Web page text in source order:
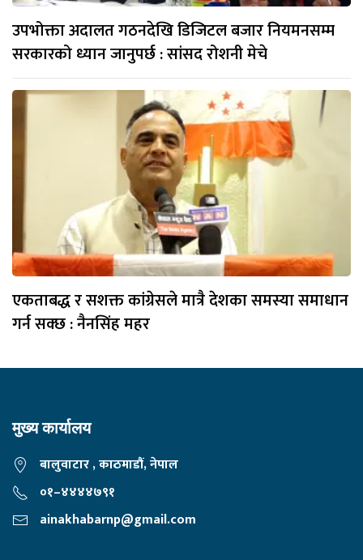
उपभोक्ता अदालत गठनदेखि डिजिटल बजार नियमनसम्म
सरकारको ध्यान जानुपर्छ : सांसद रोशनी मेचे
एकताबद्ध र सशक्त कांग्रेसले मात्रै देशका समस्या समाधान
गर्न सक्छ : नैनसिंह महर
मुख्य कार्यालय
बालुवाटार , काठमाडौं, नेपाल
०१–४४४४७९१
ainakhabarnp@gmail.com